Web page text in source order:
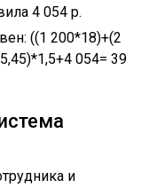
4 054 р.
((1 200*18)+(2
054= 39
и